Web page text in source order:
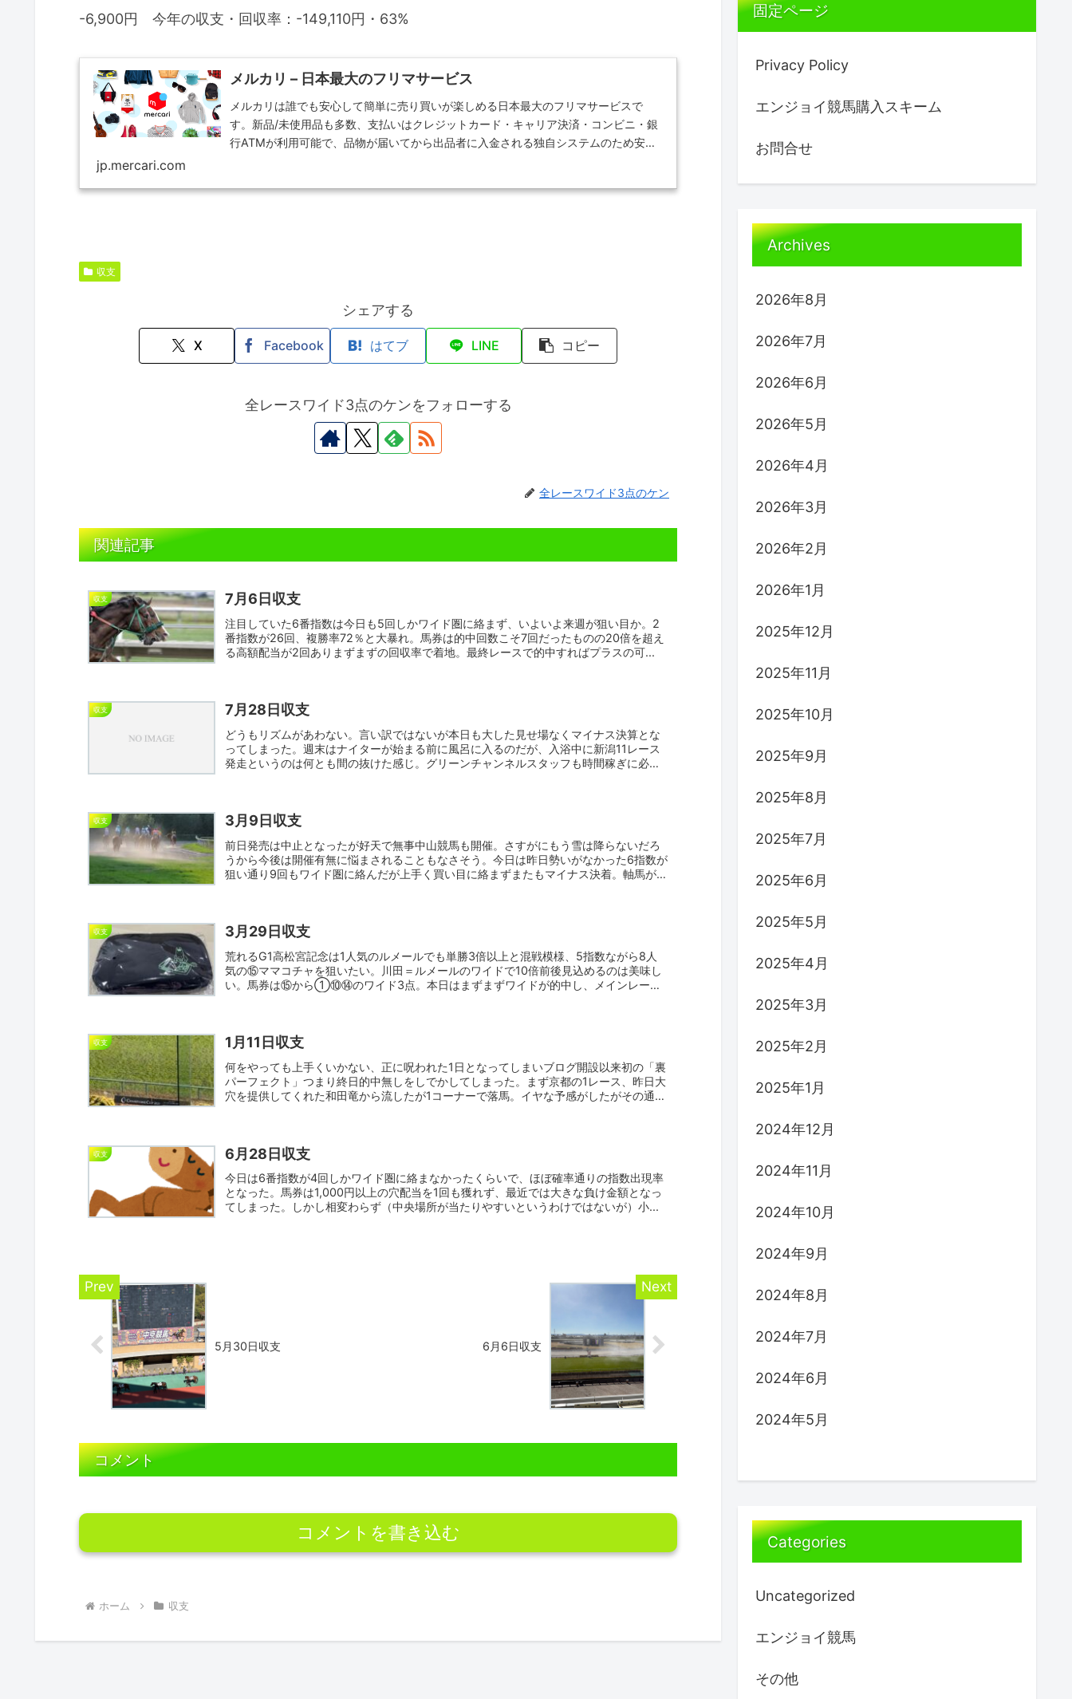
-6,900円 今年の収支・回収率：-149,110円・63%
メルカリ – 日本最大のフリマサービス
メルカリは誰でも安心して簡単に売り買いが楽しめる日本最大のフリマサービスで
す。新品/未使用品も多数、支払いはクレジットカード・キャリア決済・コンビニ・銀
行ATMが利用可能で、品物が届いてから出品者に入金される独自システムのため安心
jp.mercari.com
収支
シェアする
X Facebook はてブ LINE コピー
全レースワイド3点のケンをフォローする
全レースワイド3点のケン
関連記事
収支 7月6日収支
注目していた6番指数は今日も5回しかワイド圏に絡まず、いよいよ来週が狙い目か。2
番指数が26回、複勝率72％と大暴れ。馬券は的中回数こそ7回だったものの20倍を超え
る高額配当が2回ありまずまずの回収率で着地。最終レースで的中すればプラスの可...
収支 7月28日収支
どうもリズムがあわない。言い訳ではないが本日も大した見せ場なくマイナス決算とな
ってしまった。週末はナイターが始まる前に風呂に入るのだが、入浴中に新潟11レース
発走というのは何とも間の抜けた感じ。グリーンチャンネルスタッフも時間稼ぎに必死
収支 3月9日収支
前日発売は中止となったが好天で無事中山競馬も開催。さすがにもう雪は降らないだろ
うから今後は開催有無に悩まされることもなさそう。今日は昨日勢いがなかった6指数が
狙い通り9回もワイド圏に絡んだが上手く買い目に絡まずまたもマイナス決着。軸馬が好
収支 3月29日収支
荒れるG1高松宮記念は1人気のルメールでも単勝3倍以上と混戦模様、5指数ながら8人
気の⑮ママコチャを狙いたい。川田＝ルメールのワイドで10倍前後見込めるのは美味し
い。馬券は⑮から①⑩⑭のワイド3点。本日はまずまずワイドが的中し、メインレー
収支 1月11日収支
何をやっても上手くいかない、正に呪われた1日となってしまいブログ開設以来初の「裏
パーフェクト」つまり終日的中無しをしでかしてしまった。まず京都の1レース、昨日大
穴を提供してくれた和田竜から流したが1コーナーで落馬。イヤな予感がしたがその通
収支 6月28日収支
今日は6番指数が4回しかワイド圏に絡まなかったくらいで、ほぼ確率通りの指数出現率
となった。馬券は1,000円以上の穴配当を1回も獲れず、最近では大きな負け金額となっ
てしまった。しかし相変わらず（中央場所が当たりやすいというわけではないが）小...
5月30日収支 6月6日収支
コメント
コメントを書き込む
ホーム 収支
固定ページ
Privacy Policy
エンジョイ競馬購入スキーム
お問合せ
Archives
2026年8月
2026年7月
2026年6月
2026年5月
2026年4月
2026年3月
2026年2月
2026年1月
2025年12月
2025年11月
2025年10月
2025年9月
2025年8月
2025年7月
2025年6月
2025年5月
2025年4月
2025年3月
2025年2月
2025年1月
2024年12月
2024年11月
2024年10月
2024年9月
2024年8月
2024年7月
2024年6月
2024年5月
Categories
Uncategorized
エンジョイ競馬
その他